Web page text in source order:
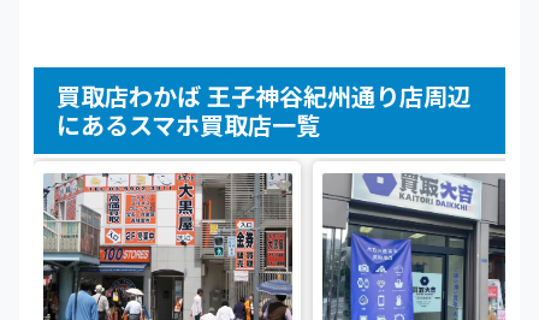
買取店わかば 王子神谷紀州通り店周辺
にあるスマホ買取店一覧